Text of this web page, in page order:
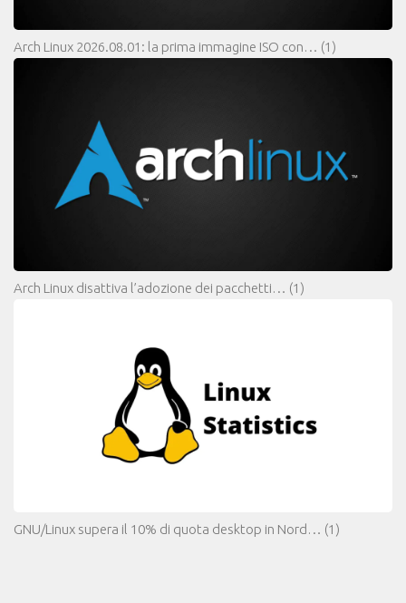
Arch Linux 2026.08.01: la prima immagine ISO con… (1)
Arch Linux disattiva l’adozione dei pacchetti… (1)
GNU/Linux supera il 10% di quota desktop in Nord… (1)